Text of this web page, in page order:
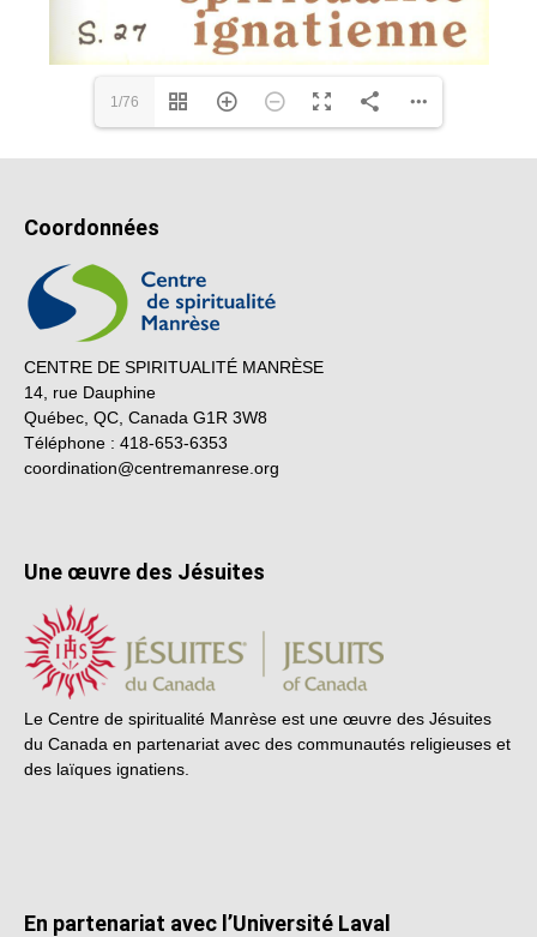
1/76
Coordonnées
CENTRE DE SPIRITUALITÉ MANRÈSE
14, rue Dauphine
Québec, QC, Canada G1R 3W8
Téléphone : 418-653-6353
coordination@centremanrese.org
Une œuvre des Jésuites
Le Centre de spiritualité Manrèse est une œuvre des Jésuites
du Canada en partenariat avec des communautés religieuses et
des laïques ignatiens.
En partenariat avec l’Université Laval